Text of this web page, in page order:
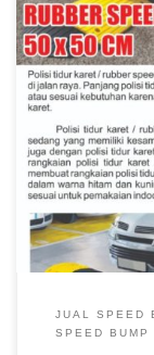
Harga Speed
Speed Bump
TKDN E Katalog
lalu lintas yang
kecepatan
tingkat
murah menjadi
JUAL SPEED
SPEED BUMP